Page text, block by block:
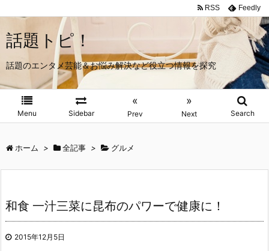
話題トピ！
話題のエンタメ芸能＆お悩み解決など役立つ情報を探究
Menu Sidebar
«
Prev
»
Next Search
RSS Feedly
ホーム > 全記事 > グルメ
和食 一汁三菜に昆布のパワーで健康に！
2015年12月5日